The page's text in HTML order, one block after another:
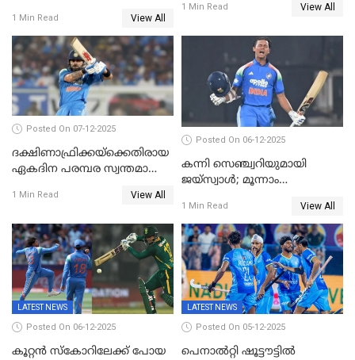
വിക്കറ്റ് തികയ്ക്കുന്ന
താരമായി ബുമ്ര
1 Min Read View All
1 Min Read View All
Posted On 07-12-2025
ദക്ഷിണാഫ്രിക്കയ്‌ക്കെതിരായ
ഏകദിന പരമ്പര സ്വന്തമാക്കി
1 Min Read View All
Posted On 06-12-2025
കന്നി സെഞ്ച്വറിയുമായി
ജയ്‌സ്വാൾ; മൂന്നാം
പ്രോട്ടീസിനെതിരെ ജയം,
പരമ്പര
1 Min Read View All
LATEST NEWS
Posted On 06-12-2025
കൂറ്റൻ സ്കോറിലേക്ക് പോയ
LATEST NEWS
Posted On 05-12-2025
പെനാൽറ്റി ഷൂട്ടൗട്ടിൽ